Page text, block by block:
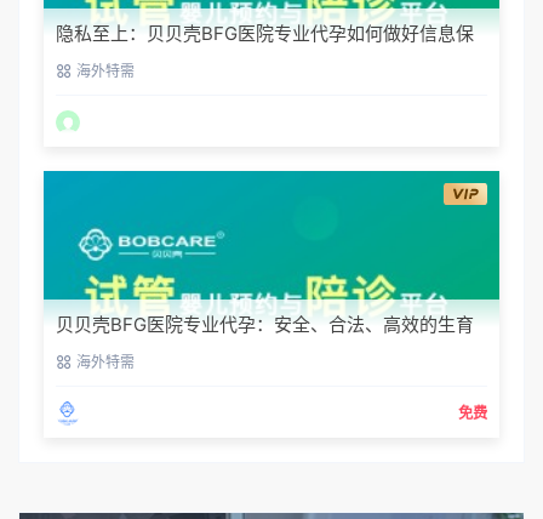
隐私至上：贝贝壳BFG医院专业代孕如何做好信息保
密？海外特需
贝贝壳BFG医院专业代孕：安全、合法、高效的生育
解决方案
海外特需
免费